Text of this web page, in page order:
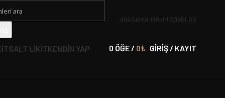
ANASAYFAHAKKIMIZDABLOG
SALT LIKITKENDIN YAP 0 ÖĞE/ 0₺ GIRIŞ / KAYIT